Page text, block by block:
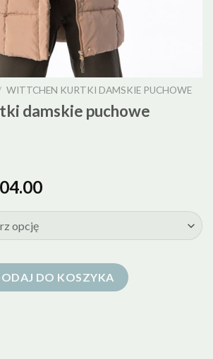
WITTCHEN KURTKI DAMSKIE PUCHOWE
damskie puchowe
damskie puchowe
DO KOSZYKA